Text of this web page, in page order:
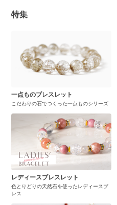
特集
一点ものブレスレット
こだわりの石でつくった一点ものシリーズ
レディースブレスレット
色とりどりの天然石を使ったレディースブ
レス